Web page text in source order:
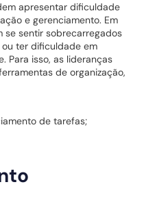
apresentar dificuldade
e gerenciamento. Em
se sentir sobrecarregados
ter dificuldade em
Para isso, as lideranças
de organização,
de tarefas;